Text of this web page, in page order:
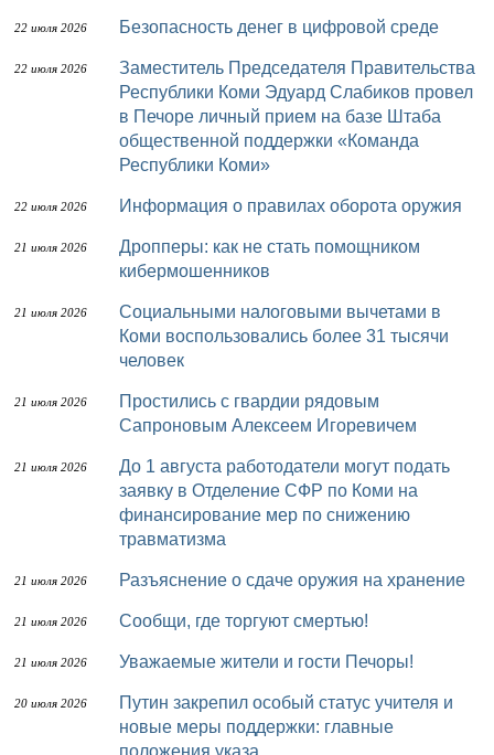
22 июля 2026 Безопасность денег в цифровой среде
22 июля 2026
Заместитель Председателя Правительства
Республики Коми Эдуард Слабиков провел
в Печоре личный прием на базе Штаба
общественной поддержки «Команда
Республики Коми»
22 июля 2026 Информация о правилах оборота оружия
21 июля 2026
Дропперы: как не стать помощником
кибермошенников
21 июля 2026
Социальными налоговыми вычетами в
Коми воспользовались более 31 тысячи
человек
21 июля 2026
Простились с гвардии рядовым
Сапроновым Алексеем Игоревичем
21 июля 2026
До 1 августа работодатели могут подать
заявку в Отделение СФР по Коми на
финансирование мер по снижению
травматизма
21 июля 2026 Разъяснение о сдаче оружия на хранение
21 июля 2026 Сообщи, где торгуют смертью!
21 июля 2026 Уважаемые жители и гости Печоры!
20 июля 2026
Путин закрепил особый статус учителя и
новые меры поддержки: главные
положения указа